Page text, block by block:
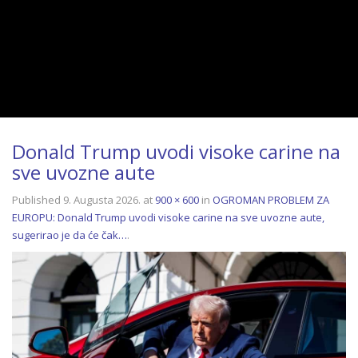
Donald Trump uvodi visoke carine na
sve uvozne aute
Published 9. Augusta 2026. at 900 × 600 in OGROMAN PROBLEM ZA
EUROPU: Donald Trump uvodi visoke carine na sve uvozne aute,
sugerirao je da će čak….